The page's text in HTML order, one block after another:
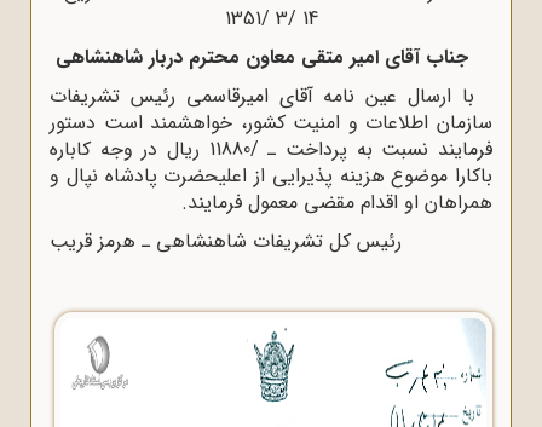
14 /3 /1351
جناب آقای امیر متقی معاون محترم دربار شاهنشاهی
با ارسال عین نامه آقای امیرقاسمی رئیس تشریفات
سازمان اطلاعات و امنیت کشور، خواهشمند است دستور
فرمایند نسبت به پرداخت ـ /11880 ریال در وجه کاباره
باکارا موضوع هزینه پذیرایی از اعلیحضرت پادشاه نپال و
همراهان او اقدام مقضی معمول فرمایند.
رئیس کل تشریفات شاهنشاهی ـ هرمز قریب